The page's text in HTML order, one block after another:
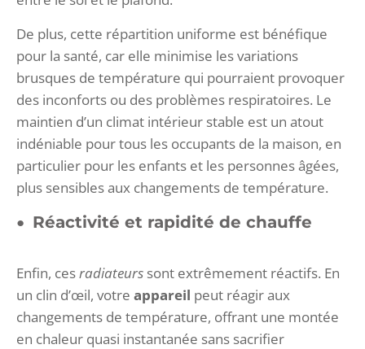
De plus, cette répartition uniforme est bénéfique
pour la santé, car elle minimise les variations
brusques de température qui pourraient provoquer
des inconforts ou des problèmes respiratoires. Le
maintien d’un climat intérieur stable est un atout
indéniable pour tous les occupants de la maison, en
particulier pour les enfants et les personnes âgées,
plus sensibles aux changements de température.
Réactivité et rapidité de chauffe
Enfin, cesradiateurs sont extrêmement réactifs. En
un clin d’œil, votre appareil peut réagir aux
changements de température, offrant une montée
en chaleur quasi instantanée sans sacrifier